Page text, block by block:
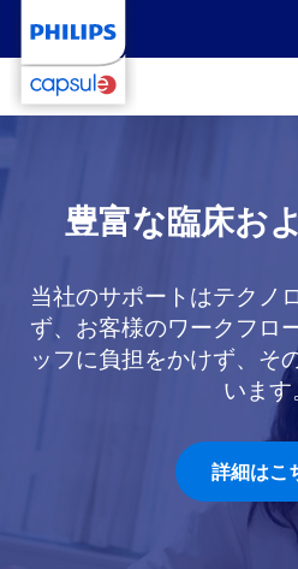
豊富な臨床お
当社のサポートはテクノ
ず、お客様のワークフロ
ッフに負担をかけず、そ
います。
詳細はこ